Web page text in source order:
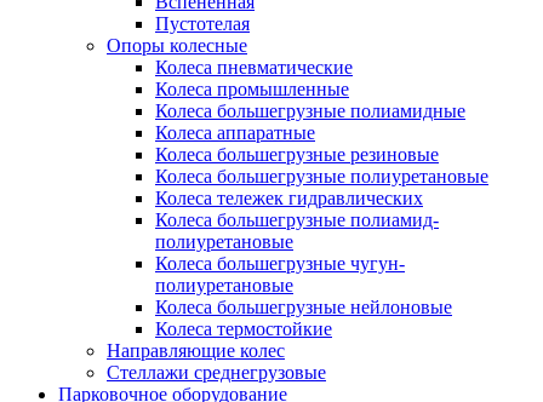
Пустотелая
Опоры колесные
Колеса пневматические
Колеса промышленные
Колеса большегрузные полиамидные
Колеса аппаратные
Колеса большегрузные резиновые
Колеса большегрузные полиуретановые
Колеса тележек гидравлических
Колеса большегрузные полиамид-
полиуретановые
Колеса большегрузные чугун-
полиуретановые
Колеса большегрузные нейлоновые
Колеса термостойкие
Направляющие колес
Стеллажи среднегрузовые
Парковочное оборудование